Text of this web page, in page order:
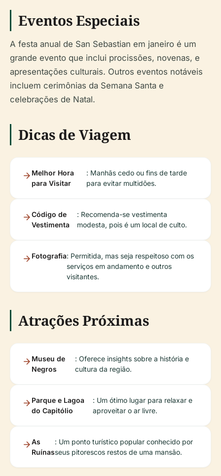
Eventos Especiais
A festa anual de San Sebastian em janeiro é um
grande evento que inclui procissões, novenas, e
apresentações culturais. Outros eventos notáveis
incluem cerimônias da Semana Santa e
celebrações de Natal.
Dicas de Viagem
Melhor Hora
para Visitar
: Manhãs cedo ou fins de tarde
para evitar multidões.
Código de
Vestimenta
: Recomenda-se vestimenta
modesta, pois é um local de culto.
Fotografia: Permitida, mas seja respeitoso com os
serviços em andamento e outros
visitantes.
Atrações Próximas
Museu de
Negros
: Oferece insights sobre a história e
cultura da região.
Parque e Lagoa
do Capitólio
: Um ótimo lugar para relaxar e
aproveitar o ar livre.
As
Ruínas
: Um ponto turístico popular conhecido por
seus pitorescos restos de uma mansão.